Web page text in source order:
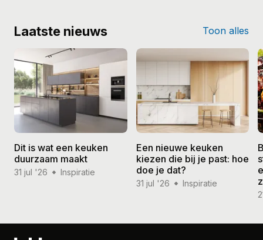
Laatste nieuws Toon alles
Dit is wat een keuken
duurzaam maakt
31 jul '26 Inspiratie
Een nieuwe keuken
kiezen die bij je past: hoe
doe je dat?
31 jul '26 Inspiratie